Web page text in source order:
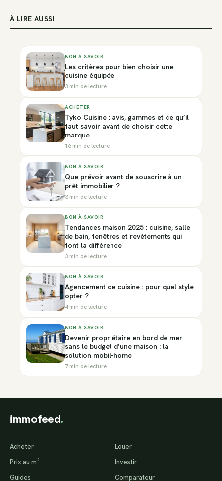
À LIRE AUSSI
BON À SAVOIR
Les critères pour bien choisir une
cuisine équipée
3 min de lecture
ACHETER
Tyko Cuisine : avis, gammes et ce qu’il
faut savoir avant de choisir cette
marque
16 min de lecture
BON À SAVOIR
Que prévoir avant de souscrire à un
prêt immobilier ?
3 min de lecture
BON À SAVOIR
Tendances maison 2025 : cuisine, salle
de bain, fenêtres et revêtements qui
font la différence
3 min de lecture
BON À SAVOIR
Agencement de cuisine : pour quel style
opter ?
4 min de lecture
BON À SAVOIR
Devenir propriétaire en bord de mer
sans le budget d’une maison : la
solution mobil-home
7 min de lecture
immofeed.
Acheter
Louer
Prix au m²
Investir
Guides
Comparateur